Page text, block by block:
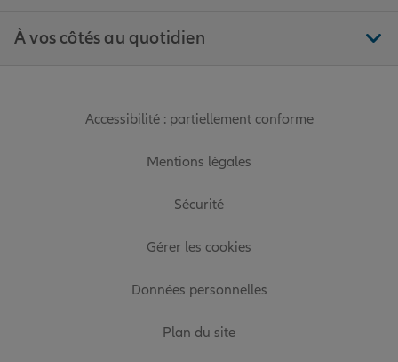
À vos côtés au quotidien
Accessibilité : partiellement conforme
Mentions légales
Sécurité
Gérer les cookies
Données personnelles
Plan du site